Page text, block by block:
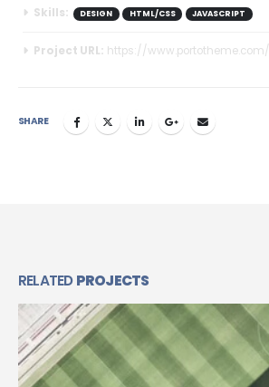
Skills: DESIGN HTML/CSS JAVASCRIPT
Project URL: https://www.portotheme.com/
SHARE
RELATEDPROJECTS